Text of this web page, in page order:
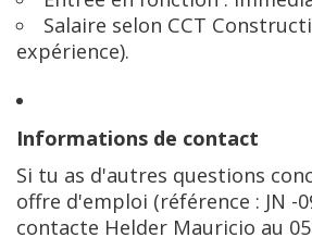
Salaire selon CCT
expérience).
Informations de contact
Si tu as d'autres questions
offre d'emploi (référence : JN -
contacte Helder Mauricio au